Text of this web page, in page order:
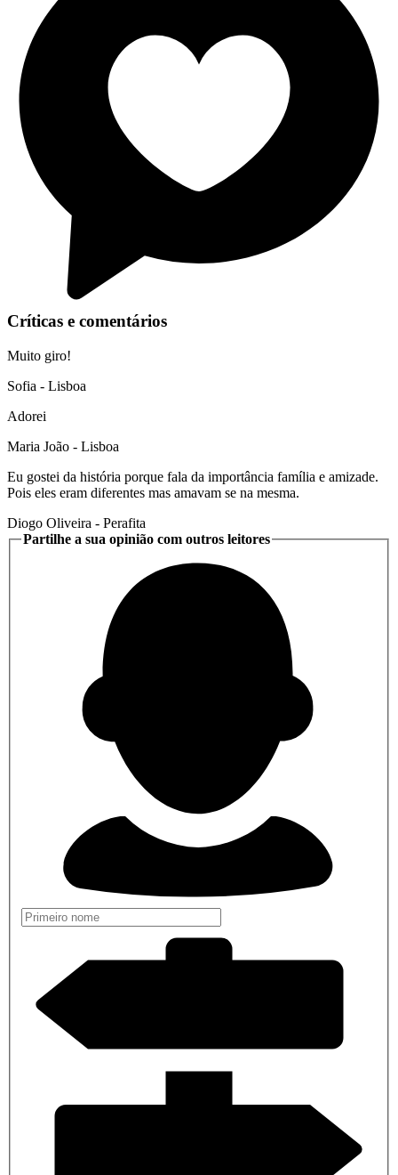
Críticas e comentários
Muito giro!
Sofia - Lisboa
Adorei
Maria João - Lisboa
Eu gostei da história porque fala da importância família e amizade.
Pois eles eram diferentes mas amavam se na mesma.
Diogo Oliveira - Perafita
Partilhe a sua opinião com outros leitores